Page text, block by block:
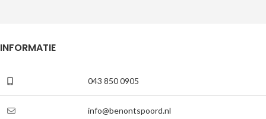
INFORMATIE
043 850 0905
info@benontspoord.nl